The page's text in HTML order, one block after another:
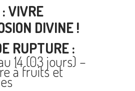
VIVRE
DIVINE !
RUPTURE :
14 (03 jours) –
à fruits et